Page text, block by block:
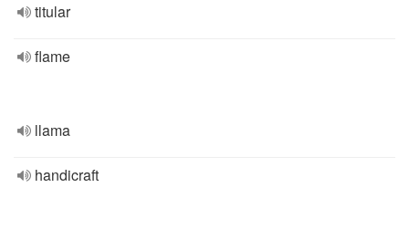
titular
flame
llama
handicraft